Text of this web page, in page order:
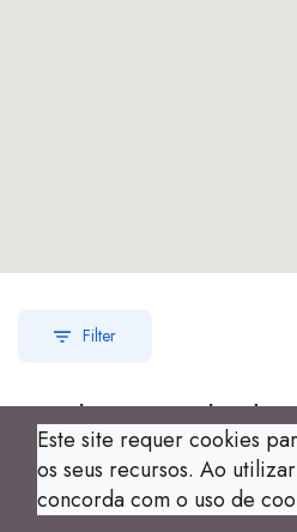
Filter
Nenhum resultado
Este site requer cookies
os seus recursos. Ao
concorda com o uso de